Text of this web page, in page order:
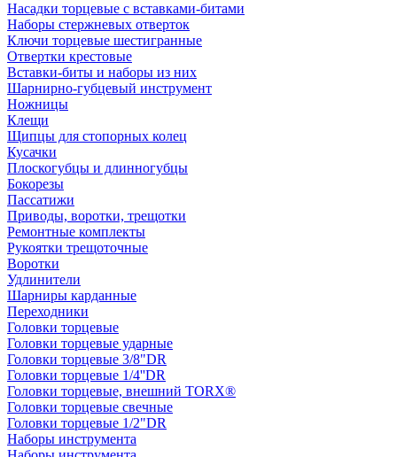
Насадки торцевые с вставками-битами
Наборы стержневых отверток
Ключи торцевые шестигранные
Отвертки крестовые
Вставки-биты и наборы из них
Шарнирно-губцевый инструмент
Ножницы
Клещи
Щипцы для стопорных колец
Кусачки
Плоскогубцы и длинногубцы
Бокорезы
Пассатижи
Приводы, воротки, трещотки
Ремонтные комплекты
Рукоятки трещоточные
Воротки
Удлинители
Шарниры карданные
Переходники
Головки торцевые
Головки торцевые ударные
Головки торцевые 3/8"DR
Головки торцевые 1/4''DR
Головки торцевые, внешний TORX®
Головки торцевые свечные
Головки торцевые 1/2"DR
Наборы инструмента